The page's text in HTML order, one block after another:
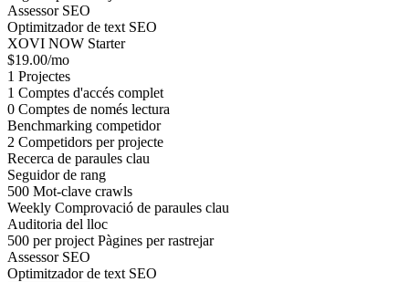
Assessor SEO
Optimitzador de text SEO
XOVI NOW Starter
$19.00/mo
1 Projectes
1 Comptes d'accés complet
0 Comptes de només lectura
Benchmarking competidor
2 Competidors per projecte
Recerca de paraules clau
Seguidor de rang
500 Mot-clave crawls
Weekly Comprovació de paraules clau
Auditoria del lloc
500 per project Pàgines per rastrejar
Assessor SEO
Optimitzador de text SEO